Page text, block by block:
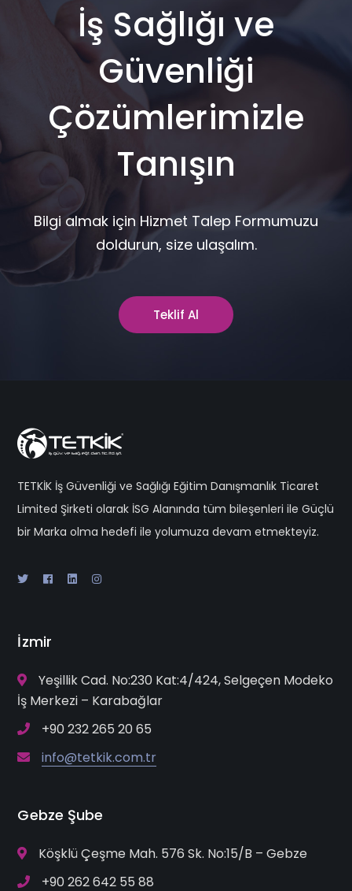
İş Sağlığı ve
Güvenliği
Çözümlerimizle
Tanışın
Bilgi almak için Hizmet Talep Formumuzu
doldurun, size ulaşalım.
Teklif Al
TETKİK İş Güvenliği ve Sağlığı Eğitim Danışmanlık Ticaret
Limited Şirketi olarak İSG Alanında tüm bileşenleri ile Güçlü
bir Marka olma hedefi ile yolumuza devam etmekteyiz.
İzmir
Yeşillik Cad. No:230 Kat:4/424, Selgeçen Modeko
İş Merkezi – Karabağlar
+90 232 265 20 65
info@tetkik.com.tr
Gebze Şube
Köşklü Çeşme Mah. 576 Sk. No:15/B – Gebze
+90 262 642 55 88